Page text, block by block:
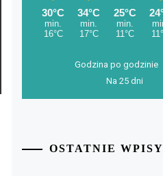
Godzina po godzinie
Na 25 dni
OSTATNIE WPISY